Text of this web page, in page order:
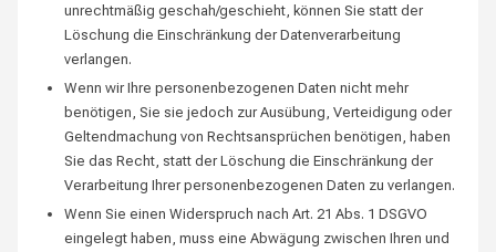
unrechtmäßig geschah/geschieht, können Sie statt der
Löschung die Einschränkung der Datenverarbeitung
verlangen.
Wenn wir Ihre personenbezogenen Daten nicht mehr
benötigen, Sie sie jedoch zur Ausübung, Verteidigung oder
Geltendmachung von Rechtsansprüchen benötigen, haben
Sie das Recht, statt der Löschung die Einschränkung der
Verarbeitung Ihrer personenbezogenen Daten zu verlangen.
Wenn Sie einen Widerspruch nach Art. 21 Abs. 1 DSGVO
eingelegt haben, muss eine Abwägung zwischen Ihren und